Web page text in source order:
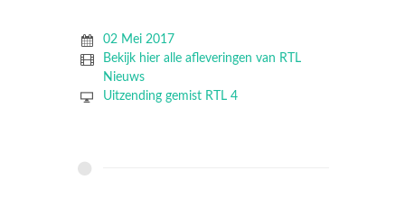
02 Mei 2017
Bekijk hier alle afleveringen van RTL
Nieuws
Uitzending gemist RTL 4